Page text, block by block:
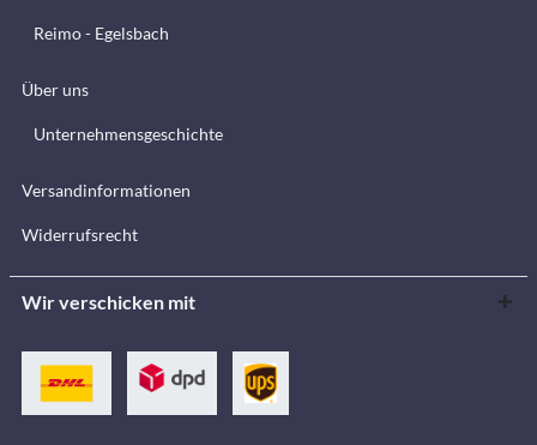
Reimo - Egelsbach
Über uns
Unternehmensgeschichte
Versandinformationen
Widerrufsrecht
Wir verschicken mit